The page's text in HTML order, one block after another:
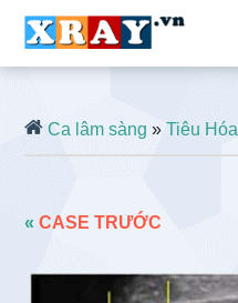
Ca lâm sàng »Tiêu Hóa
«CASE TRƯỚC